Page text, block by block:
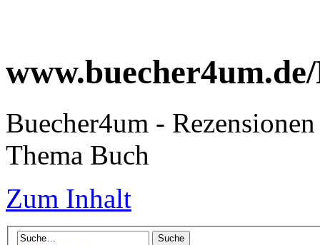
Buecher4um -
Thema Buch
Zum Inhalt